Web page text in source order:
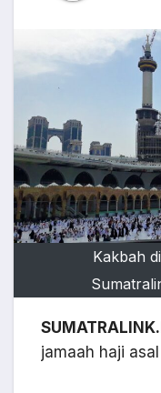
Kakbah
jamaah haji